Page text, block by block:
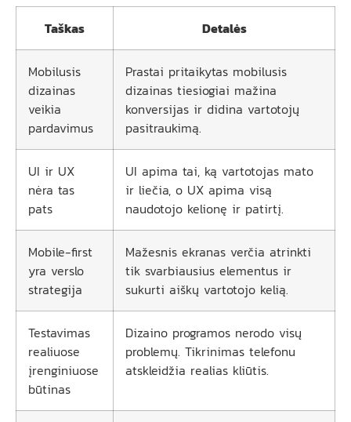
Taškas Detalės
Mobilusis
dizainas
veikia
pardavimus
Prastai pritaikytas mobilusis
dizainas tiesiogiai mažina
konversijas ir didina vartotojų
pasitraukimą.
UI ir UX
nėra tas
pats
UI apima tai, ką vartotojas mato
ir liečia, o UX apima visą
naudotojo kelionę ir patirtį.
Mobile-first
yra verslo
strategija
Mažesnis ekranas verčia atrinkti
tik svarbiausius elementus ir
sukurti aiškų vartotojo kelią.
Testavimas
realiuose
įrenginiuose
būtinas
Dizaino programos nerodo visų
problemų. Tikrinimas telefonu
atskleidžia realias kliūtis.